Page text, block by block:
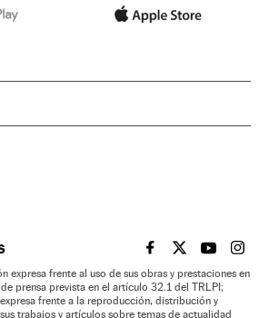
EL PAÍS BRASIL EN
EL PAÍSEL PAÍS
EL
expresa frente al uso de sus obras y prestaciones en
prensa prevista en el artículo 32.1 del TRLPI;
frente a la reproducción, distribución y
trabajos y artículos sobre temas de actualidad